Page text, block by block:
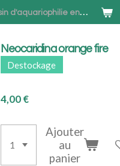
The Shrimp King est un magasin d'aquariophilie en ligne spécialisé dans la vente de Neocaridina et Betta combattant à Bruxelles
Neocaridina orange fire
Destockage
4,00 €
Ajouter
au
panier